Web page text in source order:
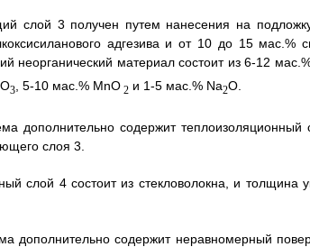
слой 3 получен путем нанесения на
адгезива и от 10 до 15 мас.%
неорганический материал состоит из 6-12
О3, 5-10 мас.% MnO2и 1-5 мас.% Na2O.
дополнительно содержит теплоизоляционный
слоя 3.
слой 4 состоит из стекловолокна, и толщина
дополнительно содержит неравномерный